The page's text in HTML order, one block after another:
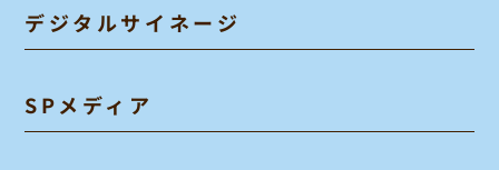
デジタルサイネージ
SPメディア